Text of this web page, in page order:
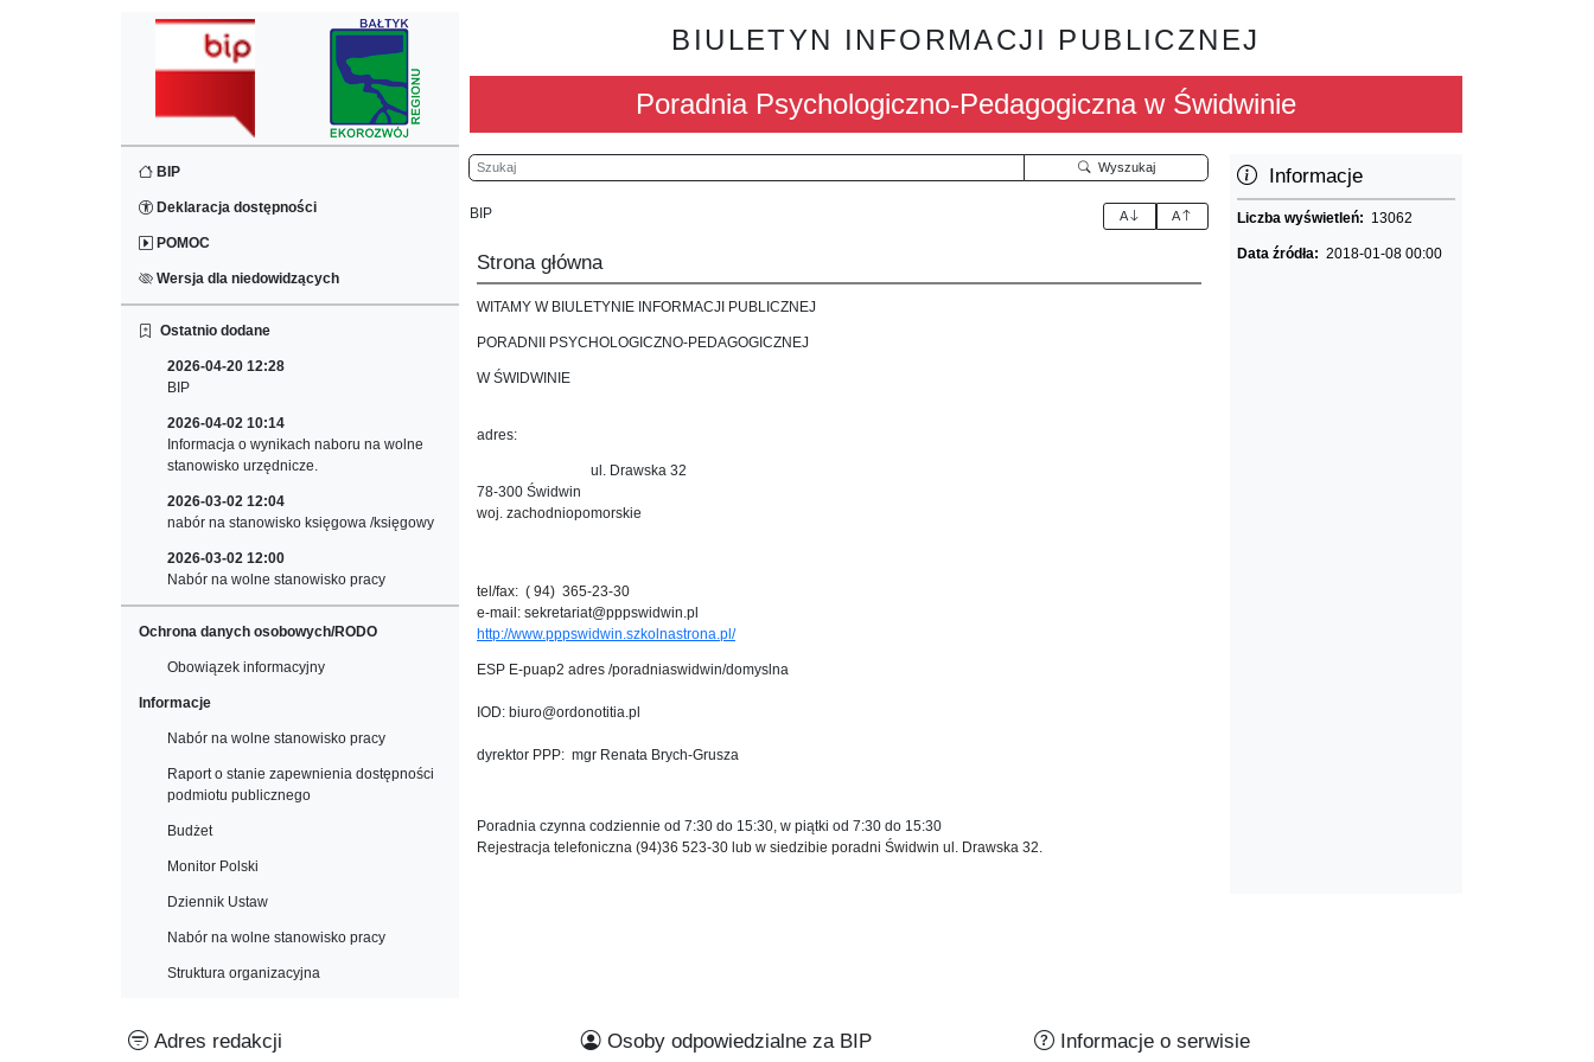
BIP
Deklaracja dostępności
POMOC
Wersja dla niedowidzących
Ostatnio dodane
2026-04-20 12:28
BIP
2026-04-02 10:14
Informacja o wynikach naboru na wolne
stanowisko urzędnicze.
2026-03-02 12:04
nabór na stanowisko księgowa /księgowy
2026-03-02 12:00
Nabór na wolne stanowisko pracy
Ochrona danych osobowych/RODO
Obowiązek informacyjny
Informacje
Nabór na wolne stanowisko pracy
Raport o stanie zapewnienia dostępności
podmiotu publicznego
Budżet
Monitor Polski
Dziennik Ustaw
Nabór na wolne stanowisko pracy
Struktura organizacyjna
BIULETYN INFORMACJI PUBLICZNEJ
Poradnia Psychologiczno-Pedagogiczna w Świdwinie
Szukaj Wyszukaj
BIP A A
Strona główna
WITAMY W BIULETYNIE INFORMACJI PUBLICZNEJ
PORADNII PSYCHOLOGICZNO-PEDAGOGICZNEJ
W ŚWIDWINIE
adres:
ul. Drawska 32
78-300 Świdwin
woj. zachodniopomorskie
tel/fax: ( 94) 365-23-30
e-mail: sekretariat@pppswidwin.pl
http://www.pppswidwin.szkolnastrona.pl/
ESP E-puap2 adres /poradniaswidwin/domyslna
IOD: biuro@ordonotitia.pl
dyrektor PPP: mgr Renata Brych-Grusza
Poradnia czynna codziennie od 7:30 do 15:30, w piątki od 7:30 do 15:30
Rejestracja telefoniczna (94)36 523-30 lub w siedzibie poradni Świdwin ul. Drawska 32.
Informacje
Liczba wyświetleń: 13062
Data źródła:2018-01-08 00:00
Adres redakcji Osoby odpowiedzialne za BIP Informacje o serwisie